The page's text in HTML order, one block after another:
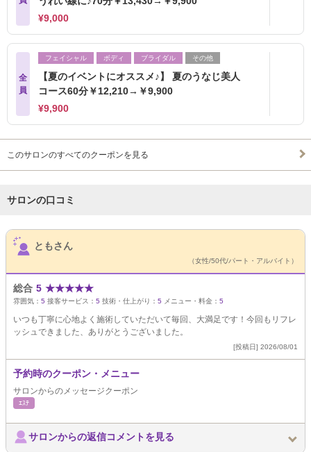
¥9,000
全
員
フェイシャル ボディ ブライダル その他
【夏のイベントにオススメ♪】 夏のうなじ美人
コース60分￥12,210→￥9,900
¥9,900
このサロンのすべてのクーポンを見る
サロンの口コミ
サロンPick Up
ともさん
（女性/50代/パート・アルバイト）
総合 5 ★★★★★
雰囲気： 5 接客サービス： 5 技術・仕上がり： 5 メニュー・料金： 5
いつも丁寧に心地よく施術していただいて毎回、大満足です！今回もリフレ
ッシュできました、ありがとうございました。
[投稿日] 2026/08/01
予約時のクーポン・メニュー
サロンからのメッセージクーポン
ｴｽﾃ
サロンからの返信コメントを見る